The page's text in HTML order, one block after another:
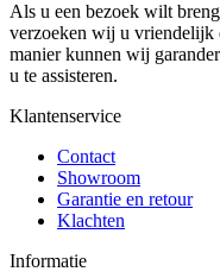
Als u een bezoek wilt
verzoeken wij u vriendelijk
manier kunnen wij
u te assisteren.
Klantenservice
Contact
Showroom
Garantie en retour
Klachten
Informatie